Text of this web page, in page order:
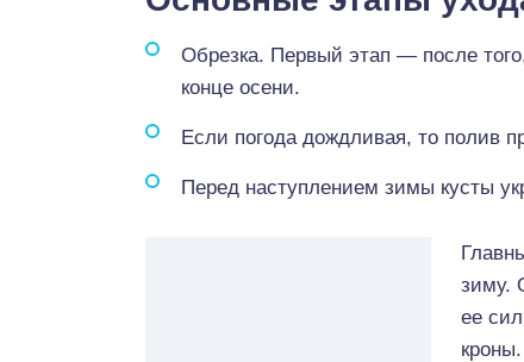
Обрезка. Первый этап — после
конце осени.
Если погода дождливая, то полив
Перед наступлением зимы кусты
зиму.
ее
кроны.